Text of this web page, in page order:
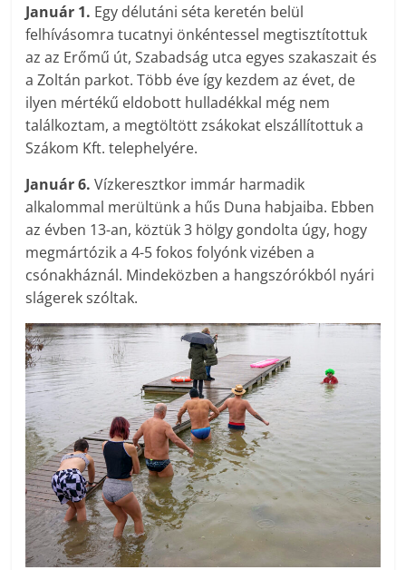
Január 1. Egy délutáni séta keretén belül
felhívásomra tucatnyi önkéntessel megtisztítottuk
az az Erőmű út, Szabadság utca egyes szakaszait és
a Zoltán parkot. Több éve így kezdem az évet, de
ilyen mértékű eldobott hulladékkal még nem
találkoztam, a megtöltött zsákokat elszállítottuk a
Szákom Kft. telephelyére.
Január 6.Vízkeresztkor immár harmadik
alkalommal merültünk a hűs Duna habjaiba. Ebben
az évben 13-an, köztük 3 hölgy gondolta úgy, hogy
megmártózik a 4-5 fokos folyónk vizében a
csónakháznál. Mindeközben a hangszórókból nyári
slágerek szóltak.